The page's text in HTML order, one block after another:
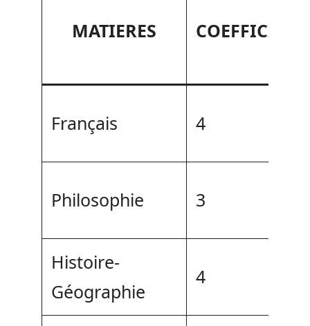
MATIERES
Français 4
Philosophie 3
Histoire-
Géographie
4